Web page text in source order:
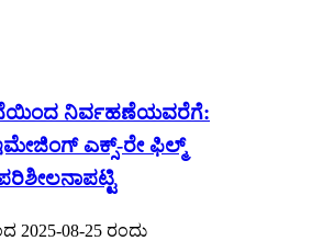
ನಿರ್ವಹಣೆಯವರೆಗೆ:
ಎಕ್ಸ್-ರೇ ಫಿಲ್ಮ್
2025-08-25 ರಂದು